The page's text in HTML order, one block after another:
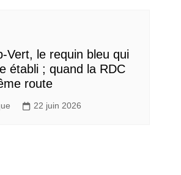
Vert, le requin bleu qui
établi ; quand la RDC
route
22 juin 2026